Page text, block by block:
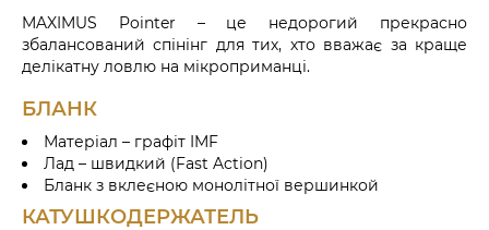
MAXIMUS Pointer – це недорогий прекрасно
збалансований спінінг для тих, хто вважає за краще
делікатну ловлю на мікроприманці.
БЛАНК
Матеріал – графіт IMF
Лад – швидкий (Fast Action)
Бланк з вклеєною монолітної вершинкой
КАТУШКОДЕРЖАТЕЛЬ